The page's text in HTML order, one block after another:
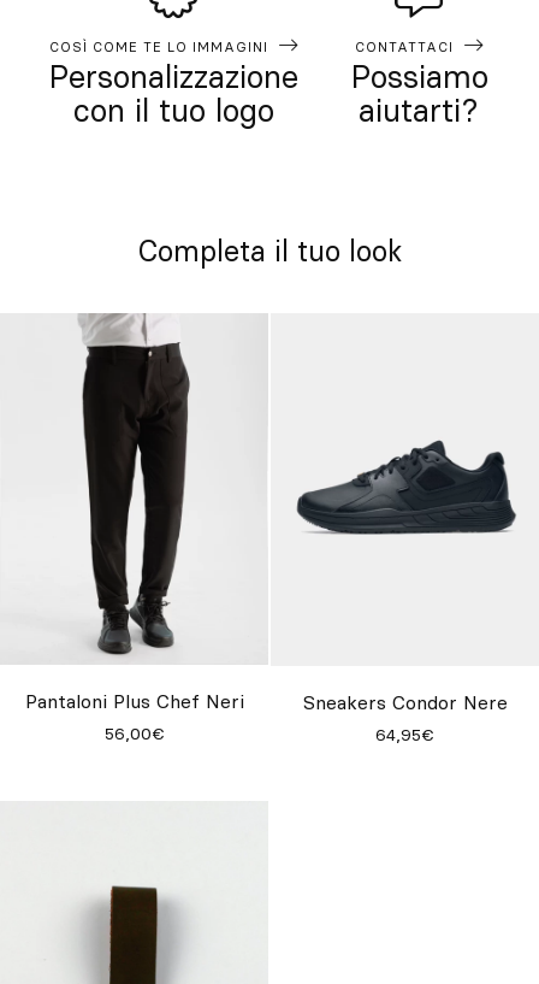
COSÌ COME TE LO IMMAGINI
Personalizzazione
con il tuo logo
CONTATTACI
Possiamo
aiutarti?
Completa il tuo look
Pantaloni Plus Chef Neri
56,00€
Sneakers Condor Nere
64,95€